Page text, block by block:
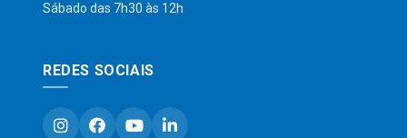
Sábado das 7h30 às 12h
REDES SOCIAIS